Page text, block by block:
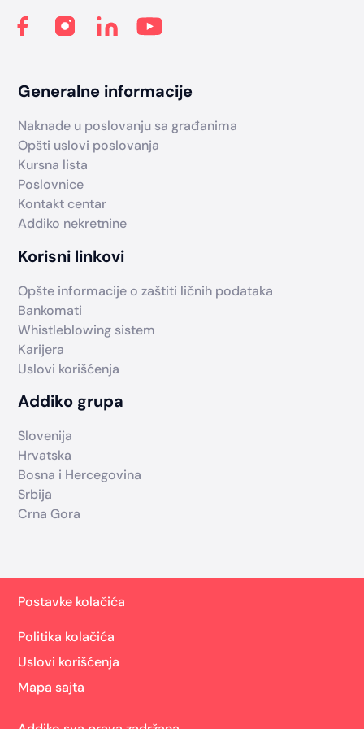
Generalne informacije
Naknade u poslovanju sa građanima
Opšti uslovi poslovanja
Kursna lista
Poslovnice
Kontakt centar
Addiko nekretnine
Korisni linkovi
Opšte informacije o zaštiti ličnih podataka
Bankomati
Whistleblowing sistem
Karijera
Uslovi korišćenja
Addiko grupa
Slovenija
Hrvatska
Bosna i Hercegovina
Srbija
Crna Gora
Postavke kolačića
Politika kolačića
Uslovi korišćenja
Mapa sajta